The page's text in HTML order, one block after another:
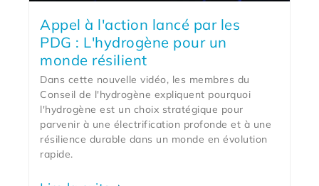
Appel à l'action lancé par les
PDG : L'hydrogène pour un
monde résilient
Dans cette nouvelle vidéo, les membres du
Conseil de l'hydrogène expliquent pourquoi
l'hydrogène est un choix stratégique pour
parvenir à une électrification profonde et à une
résilience durable dans un monde en évolution
rapide.